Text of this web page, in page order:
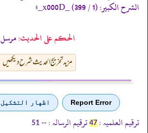
الشرح الكبير: (1 / 399) _x000D_»
الحكم على الحديث:مرسل
مزید تخریج الحدیث شرح دیکھیں
Report Error اظهار التشكيل
ترقیم العلمیہ : 47 ترقیم الرسالہ : --
51